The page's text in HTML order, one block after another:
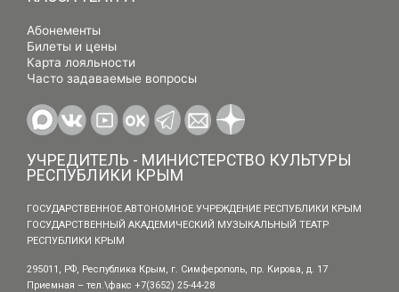
Абонементы
Билеты и цены
Карта лояльности
Часто задаваемые вопросы
УЧРЕДИТЕЛЬ - МИНИСТЕРСТВО КУЛЬТУРЫ
РЕСПУБЛИКИ КРЫМ
ГОСУДАРСТВЕННОЕ АВТОНОМНОЕ УЧРЕЖДЕНИЕ РЕСПУБЛИКИ КРЫМ
ГОСУДАРСТВЕННЫЙ АКАДЕМИЧЕСКИЙ МУЗЫКАЛЬНЫЙ ТЕАТР
РЕСПУБЛИКИ КРЫМ
295011, РФ, Республика Крым, г. Симферополь, пр. Кирова, д. 17
Приемная – тел.\факс +7(3652) 25-44-28